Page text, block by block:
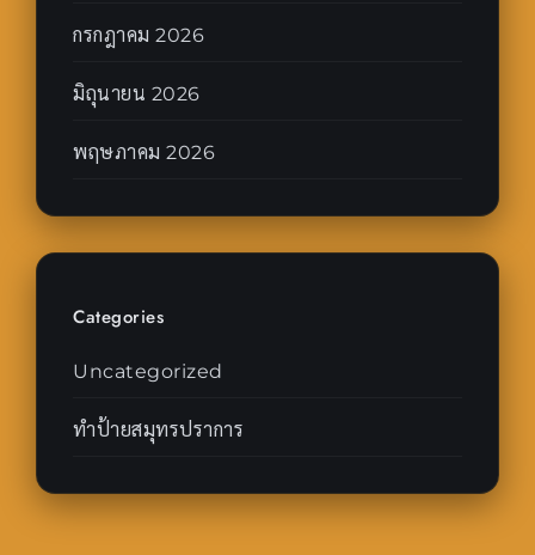
กรกฎาคม 2026
มิถุนายน 2026
พฤษภาคม 2026
Categories
Uncategorized
ทำป้ายสมุทรปราการ